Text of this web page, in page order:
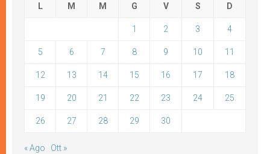
L M M G V S D
1 2 3 4
5 6 7 8 9 10 11
12 13 14 15 16 17 18
19 20 21 22 23 24 25
26 27 28 29 30
« Ago Ott »